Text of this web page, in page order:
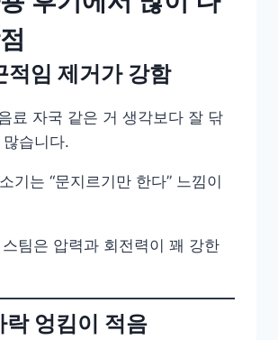
적임 제거가 강함
료 자국 같은 거 생각보다 잘 닦
습니다.
기는 “문지르기만 한다” 느낌이
팀은 압력과 회전력이 꽤 강한
락 엉킴이 적음